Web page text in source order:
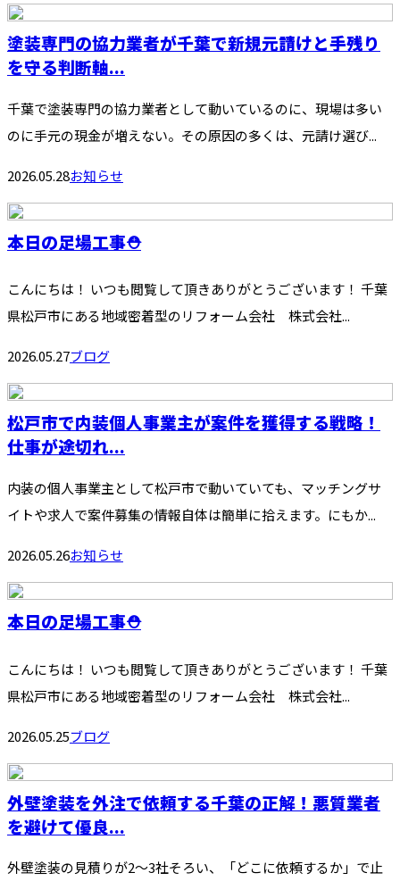
塗装専門の協力業者が千葉で新規元請けと手残り
を守る判断軸...
千葉で塗装専門の協力業者として動いているのに、現場は多い
のに手元の現金が増えない。その原因の多くは、元請け選び...
2026.05.28お知らせ
本日の足場工事⛑️
こんにちは！ いつも閲覧して頂きありがとうございます！ 千葉
県松戸市にある地域密着型のリフォーム会社 株式会社...
2026.05.27ブログ
松戸市で内装個人事業主が案件を獲得する戦略！
仕事が途切れ...
内装の個人事業主として松戸市で動いていても、マッチングサ
イトや求人で案件募集の情報自体は簡単に拾えます。にもか...
2026.05.26お知らせ
本日の足場工事⛑️
こんにちは！ いつも閲覧して頂きありがとうございます！ 千葉
県松戸市にある地域密着型のリフォーム会社 株式会社...
2026.05.25ブログ
外壁塗装を外注で依頼する千葉の正解！悪質業者
を避けて優良...
外壁塗装の見積りが2〜3社そろい、「どこに依頼するか」で止